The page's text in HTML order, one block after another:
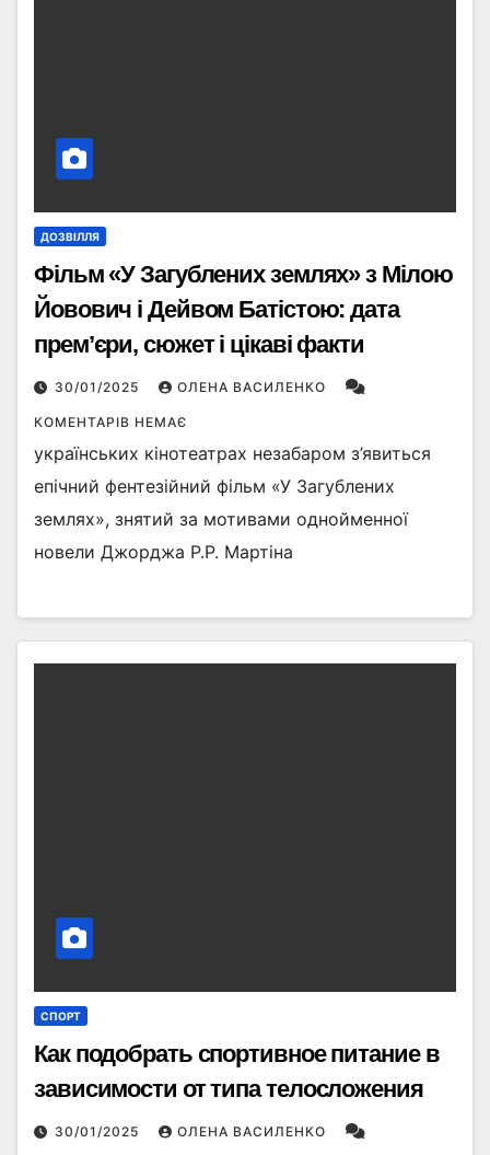
ДОЗВІЛЛЯ
Фільм «У Загублених землях» з Мілою
Йовович і Дейвом Батістою: дата
прем’єри, сюжет і цікаві факти
30/01/2025 ОЛЕНА ВАСИЛЕНКО
КОМЕНТАРІВ НЕМАЄ
українських кінотеатрах незабаром з’явиться
епічний фентезійний фільм «У Загублених
землях», знятий за мотивами однойменної
новели Джорджа Р.Р. Мартіна
СПОРТ
Как подобрать спортивное питание в
зависимости от типа телосложения
30/01/2025 ОЛЕНА ВАСИЛЕНКО